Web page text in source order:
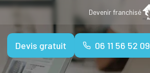
Devenir franchisé
Devis gratuit 06 11 56 52 09